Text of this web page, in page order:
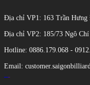
Địa chỉ VP1: 163 Trần Hưng
Địa chỉ VP2: 185/73 Ngô
Hotline: 0886.179.068 -
Email: